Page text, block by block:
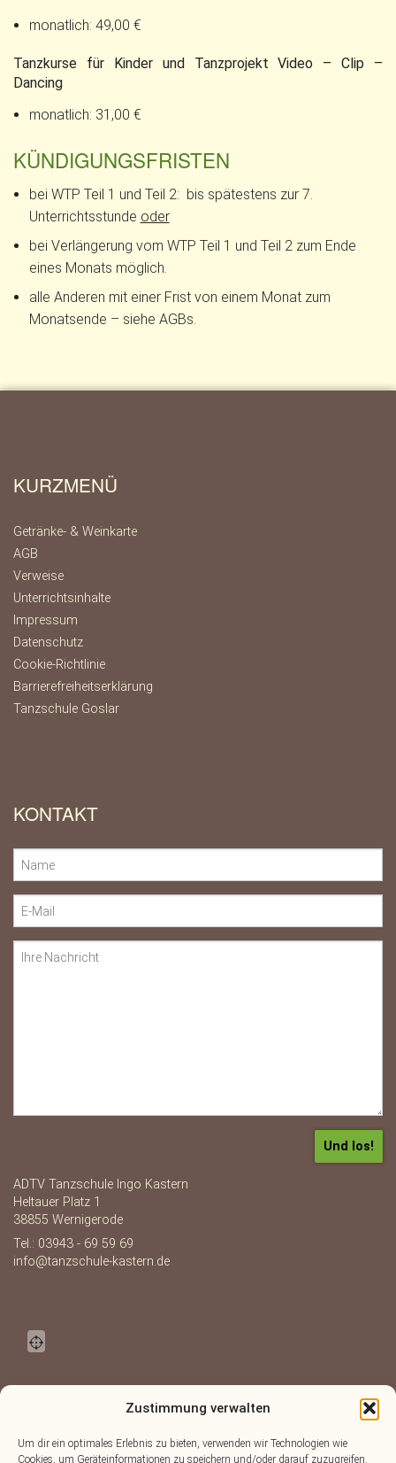
Zustimmung verwalten
Um dir ein optimales Erlebnis zu bieten, verwenden wir Technologien wie
Cookies, um Geräteinformationen zu speichern und/oder darauf zuzugreifen.
monatlich: 49,00 €
Tanzkurse für Kinder und Tanzprojekt Video – Clip –
Dancing
monatlich: 31,00 €
KÜNDIGUNGSFRISTEN
bei WTP Teil 1 und Teil 2: bis spätestens zur 7.
Unterrichtsstunde oder
bei Verlängerung vom WTP Teil 1 und Teil 2 zum Ende
eines Monats möglich.
alle Anderen mit einer Frist von einem Monat zum
Monatsende – siehe AGBs.
KURZMENÜ
Getränke- & Weinkarte
AGB
Verweise
Unterrichtsinhalte
Impressum
Datenschutz
Cookie-Richtlinie
Barrierefreiheitserklärung
Tanzschule Goslar
KONTAKT
ADTV Tanzschule Ingo Kastern
Heltauer Platz 1
38855 Wernigerode
Tel.: 03943 - 69 59 69
info@tanzschule-kastern.de